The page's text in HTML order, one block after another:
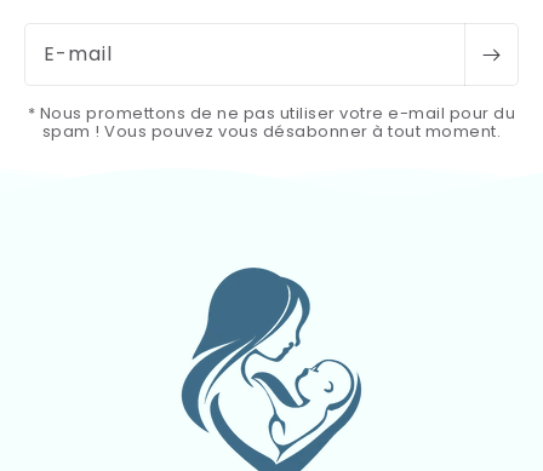
E-mail
* Nous promettons de ne pas utiliser votre e-mail pour du
spam ! Vous pouvez vous désabonner à tout moment.